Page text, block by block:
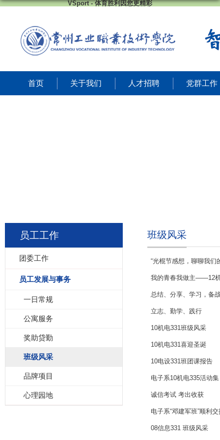
VSport - 体育胜利因您更精彩
首页 关于我们 人才招聘 党群工作
员工工作
团委工作
员工发展与事务
一日常规
公寓服务
奖助贷勤
班级风采
品牌项目
心理园地
班级风采
“光棍节感想，聊聊我
我的青春我做主――12
总结、分享、学习，备
立志、勤学、践行
10机电331班级风采
10机电331喜迎圣诞
10电设331班团课报告
电子系10机电335活动集
诚信考试 考出收获
电子系“邓建军班”顺利交
08信息331 班级风采